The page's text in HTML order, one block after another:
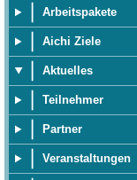
Arbeitspakete
Aichi Ziele
Aktuelles
Teilnehmer
Partner
Veranstaltungen